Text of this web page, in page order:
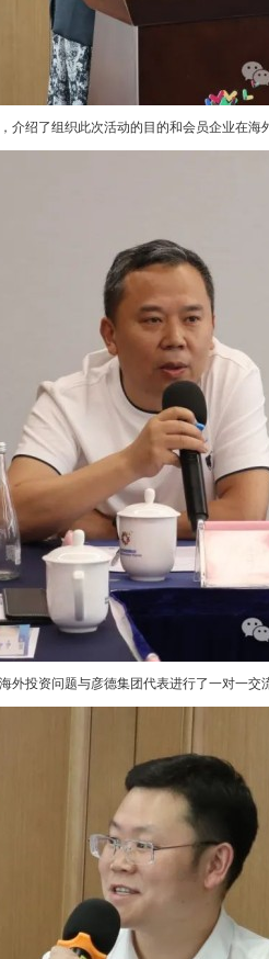
介绍了组织此次活动的目的和会员企业在海
外投资问题与彦德集团代表进行了一对一交